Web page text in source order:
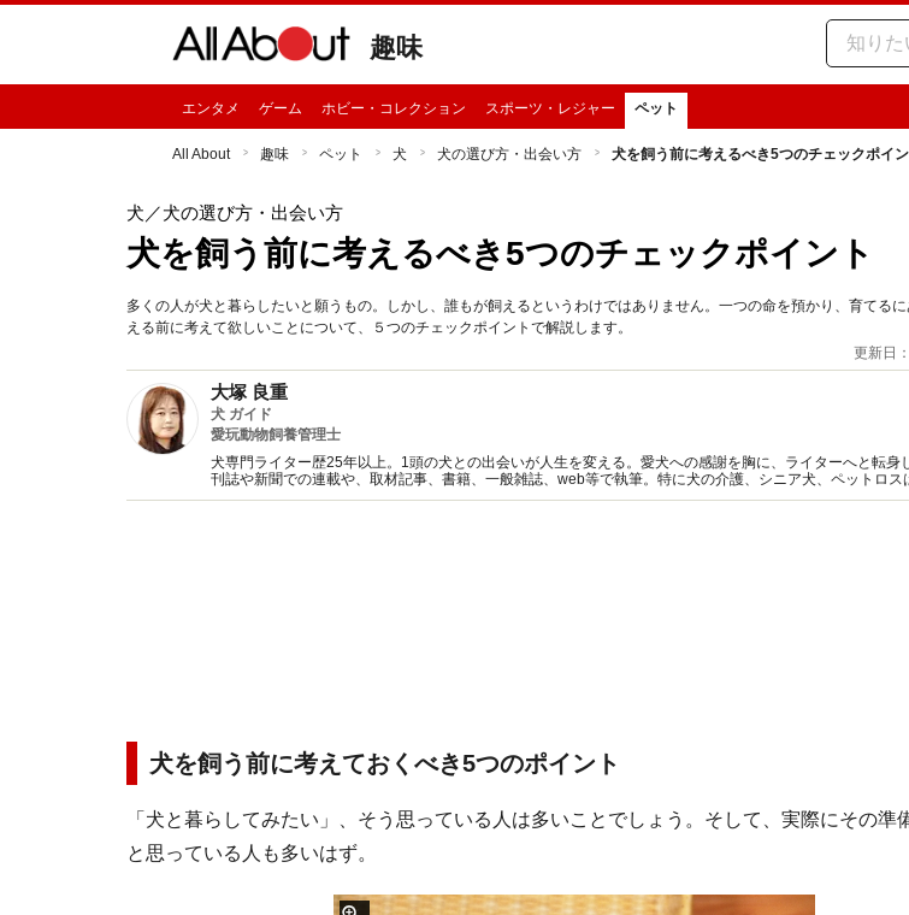
趣味
エンタメ ゲーム ホビー・コレクション スポーツ・レジャー ペット
All About 趣味 ペット 犬 犬の選び方・出会い方 犬を飼う前に考えるべき5つのチェックポイ
犬 ／犬の選び方・出会い方
犬を飼う前に考えるべき5つのチェックポイント
多くの人が犬と暮らしたいと願うもの。しかし、誰もが飼えるというわけではありません。一つの命を預かり、育てる
える前に考えて欲しいことについて、５つのチェックポイントで解説します。
更新日
大塚 良重
犬 ガイド
愛玩動物飼養管理士
犬専門ライター歴25年以上。1頭の犬との出会いが人生を変える。愛犬への感謝を胸に、ライターへと転身
刊誌や新聞での連載や、取材記事、書籍、一般雑誌、web等で執筆。特に犬の介護、シニア犬、ペットロス
ーマで、「犬と人との関係」に最もアンテナが動く。信条は、“犬こそソウルメイト”。
犬を飼う前に考えておくべき5つのポイント
「犬と暮らしてみたい」、そう思っている人は多いことでしょう。そして、実際にその準
と思っている人も多いはず。